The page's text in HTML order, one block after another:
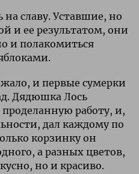
славу. Уставшие, но
и ее результатом, они
и полакомиться
и первые сумерки
Дядюшка Лось
проделанную работу, и,
дал каждому по
корзинку он
а разных цветов,
но и красиво.